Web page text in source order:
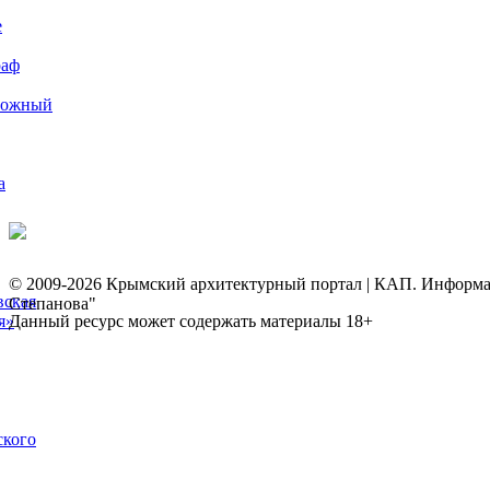
© 2009-2026 Крымский архитектурный портал | КАП.
Степанова"
Данный ресурс может содержать материалы 18+